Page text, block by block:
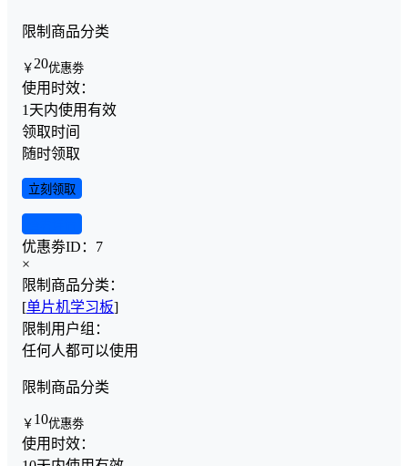
限制商品分类
￥ 20优惠劵
使用时效：
1天内使用有效
领取时间
随时领取
立刻领取
优惠劵ID： 7
×
限制商品分类：
[单片机学习板]
限制用户组：
任何人都可以使用
限制商品分类
￥ 10优惠劵
使用时效：